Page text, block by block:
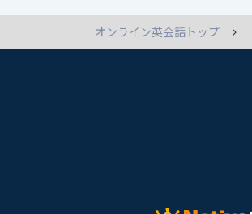
オンライン英会話トップ